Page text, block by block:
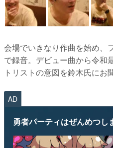
会場でいきなり作曲を始め、
で録音。デビュー曲から令和
トリストの意図を鈴木氏にお
AD
勇者パーティはぜんめつし